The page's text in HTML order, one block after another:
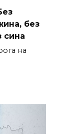
бeз
cинa
нa